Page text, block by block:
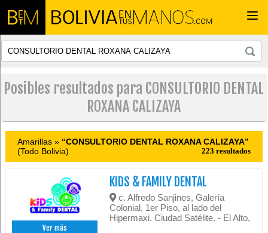
Posibles resultados para CONSULTORIO DENTAL
ROXANA CALIZAYA
Amarillas » “CONSULTORIO DENTAL ROXANA CALIZAYA”
(Todo Bolivia)
223 resultados
Ver más
KIDS & FAMILY DENTAL
c. Alfredo Sanjines, Galería
Colonial, 1er Piso, al lado del
Hipermaxi. Ciudad Satélite. - El Alto,